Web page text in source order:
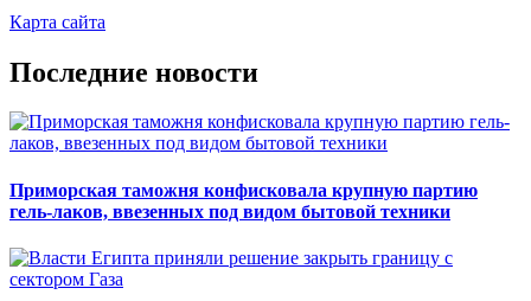
Карта сайта
Последние новости
Приморская таможня конфисковала крупную партию
гель-лаков, ввезенных под видом бытовой техники